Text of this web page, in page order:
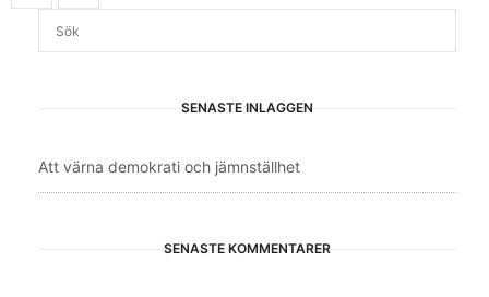
SENASTE INLÄGGEN
Att värna demokrati och jämnställhet
SENASTE KOMMENTARER